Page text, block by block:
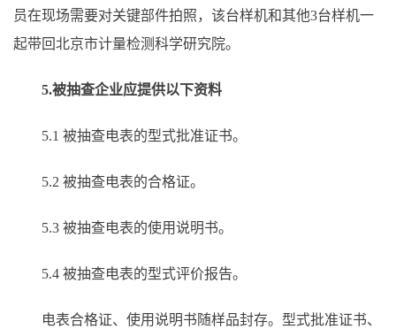
员在现场需要对关键部件拍照，该台样机和其他3台样机一
起带回北京市计量检测科学研究院。
5.被抽查企业应提供以下资料
5.1 被抽查电表的型式批准证书。
5.2 被抽查电表的合格证。
5.3 被抽查电表的使用说明书。
5.4 被抽查电表的型式评价报告。
电表合格证、使用说明书随样品封存。型式批准证书、